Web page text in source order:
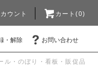
ウント カート(0)
・解除 お問い合わせ
ル・のぼり・看板・販促品